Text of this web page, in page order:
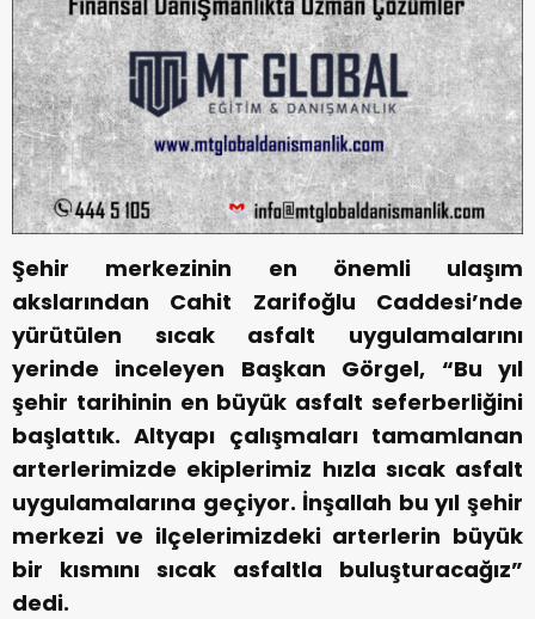
Şehir merkezinin en önemli ulaşım
akslarından Cahit Zarifoğlu Caddesi’nde
yürütülen sıcak asfalt uygulamalarını
yerinde inceleyen Başkan Görgel, “Bu yıl
şehir tarihinin en büyük asfalt seferberliğini
başlattık. Altyapı çalışmaları tamamlanan
arterlerimizde ekiplerimiz hızla sıcak asfalt
uygulamalarına geçiyor. İnşallah bu yıl şehir
merkezi ve ilçelerimizdeki arterlerin büyük
bir kısmını sıcak asfaltla buluşturacağız”
dedi.